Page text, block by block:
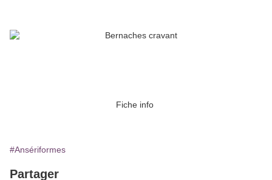
Fiche info
#Ansériformes
Partager